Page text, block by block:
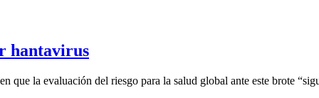
hantavirus
que la evaluación del riesgo para la salud global ante este brote